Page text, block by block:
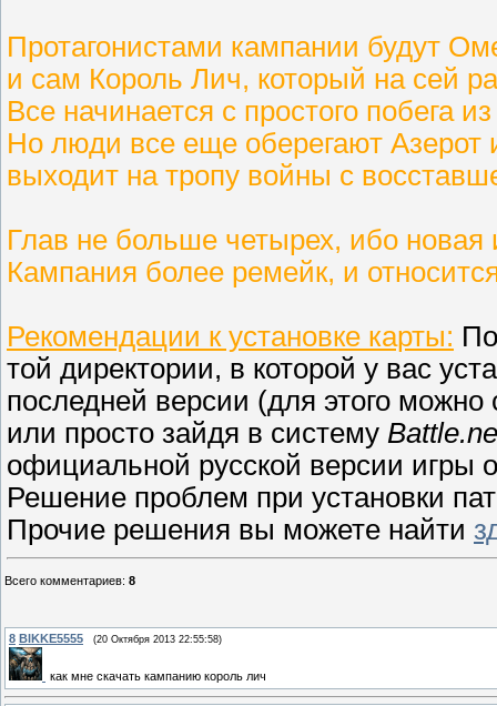
Протагонистами кампании будут
и сам Король Лич, который на сей
Все начинается с простого побега
Но люди все еще оберегают
выходит на тропу войны с
Глав не больше четырех, ибо новая
Кампания более ремейк, и
Рекомендации к установке карты:
той директории, в которой у вас
последней версии (для этого можно
или просто зайдя в систему
официальной русской версии игры
Решение проблем при установки
Прочие решения вы можете найти
Всего комментариев: 8
8 BIKKE5555 (20 Октября 2013 22:55:58)
как мне скачать кампанию король лич